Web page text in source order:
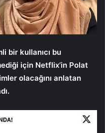
bir kullanıcı bu
için Netflix’in Polat
olacağını anlatan